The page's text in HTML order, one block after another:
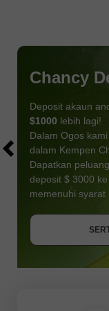
Chancy
Deposit akaun
$1000 lebih lagi!
Dalam Ogos
dalam Kempen
Dapatkan
deposit $ 3000
memenuhi syarat